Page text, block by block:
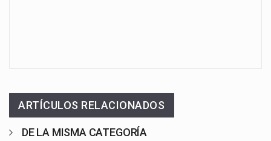
ARTÍCULOS RELACIONADOS
DE LA MISMA CATEGORÍA